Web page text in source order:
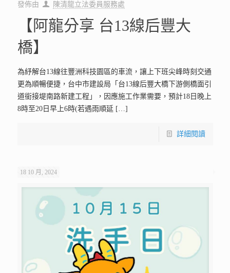
發佈由 陳清龍立法委員服務處
【阿龍分享 台13線后豐大
橋】
為紓解台13線往豐洲科技園區的車流，讓上下班尖峰時刻交通
更為順暢便捷，台中市建設局「台13線后豐大橋下游側橋面引
道銜接堤南路新建工程」，因應施工作業需要，預計18日晚上
8時至20日早上6時(若遇雨順延[…]
詳細閱讀
18 10 月, 2024